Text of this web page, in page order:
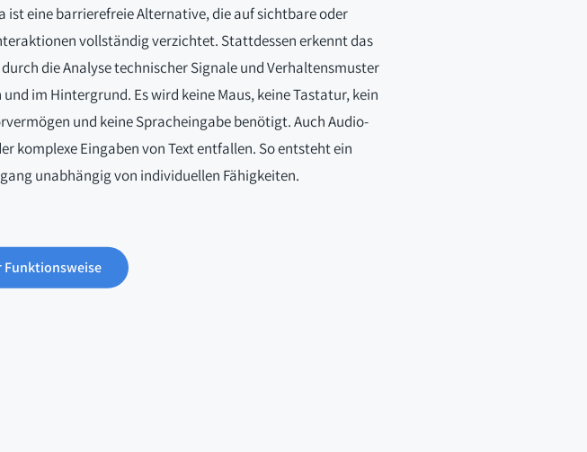
ist eine barrierefreie Alternative, die auf sichtbare oder
vollständig verzichtet. Stattdessen erkennt das
die Analyse technischer Signale und Verhaltensmuster
im Hintergrund. Es wird keine Maus, keine Tastatur, kein
und keine Spracheingabe benötigt. Auch Audio-
komplexe Eingaben von Text entfallen. So entsteht ein
unabhängig von individuellen Fähigkeiten.
Funktionsweise